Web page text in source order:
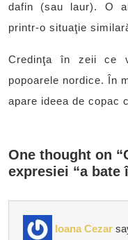
dafin (sau laur). O
printr-o situaţie
Credinţa în zeii ce
popoarele nordice. În
apare ideea de copac
One thought on
expresiei “a bate
Ioana Cezar